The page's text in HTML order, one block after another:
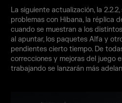
La siguiente actualización, la
problemas con Hibana, la réplica
cuando se muestran a los
al apuntar, los paquetes Alfa y
pendientes cierto tiempo. De
correcciones y mejoras del juego
trabajando se lanzarán más